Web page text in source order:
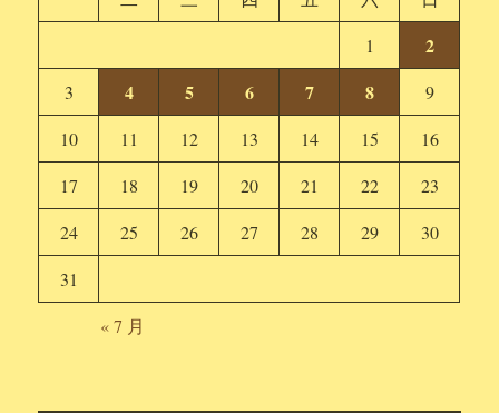
1
2
3 4 5 6 7 8
9
10
11 12 13 14 15
16
17
18 19 20 21 22
23
24
25 26 27 28 29
30
31
« 7 月